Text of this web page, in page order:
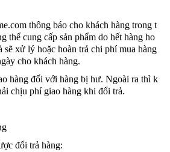
thông báo cho khách hàng trong t
thể cung cấp sản phẩm do hết hàng ho
sẽ xử lý hoặc hoàn trả chi phí mua hàng
cho khách hàng.
hàng đối với hàng bị hư. Ngoài ra thì k
chịu phí giao hàng khi đổi trả.
đổi trả hàng: